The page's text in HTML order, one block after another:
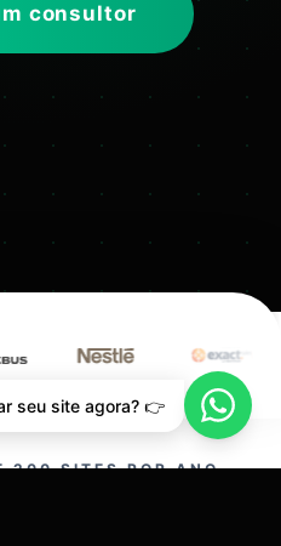
consultor
200 SITES POR ANO.
seu site agora? 👉